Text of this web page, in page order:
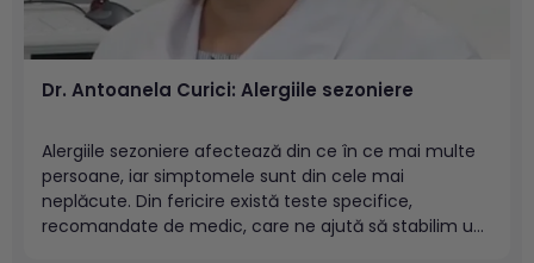
Dr. Antoanela Curici: Alergiile sezoniere
Alergiile sezoniere afectează din ce în ce mai multe
persoane, iar simptomele sunt din cele mai
neplăcute. Din fericire există teste specifice,
recomandate de medic, care ne ajută să stabilim un